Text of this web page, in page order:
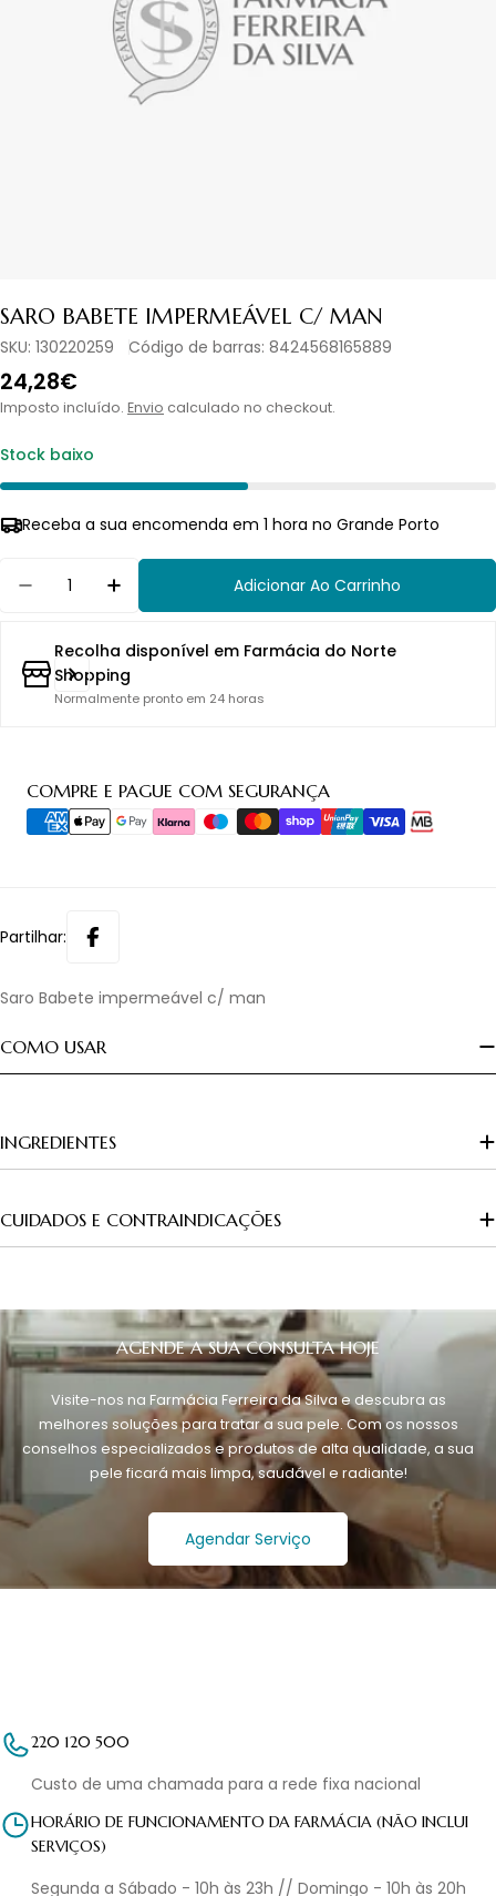
Abrir media em modal
SARO BABETE IMPERMEÁVEL C/ MAN
SKU: 130220259 Código de barras: 8424568165889
Preço
normal
24,28€
Imposto incluído. Envio calculado no checkout.
Stock baixo
Receba a sua encomenda em 1 hora no Grande Porto
Diminuir Quantidade Para Saro Babete
Aumentar Quantidade Para Saro
Adicionar Ao Carrinho
Recolha disponível em Farmácia do Norte
Shopping
Normalmente pronto em 24 horas
COMPRE E PAGUE COM SEGURANÇA
Métodos
de
pagamento
Partilhar:
Saro Babete impermeável c/ man
COMO USAR
INGREDIENTES
CUIDADOS E CONTRAINDICAÇÕES
AGENDE A SUA CONSULTA HOJE
Visite-nos na Farmácia Ferreira da Silva e descubra as
melhores soluções para tratar a sua pele. Com os nossos
conselhos especializados e produtos de alta qualidade, a sua
pele ficará mais limpa, saudável e radiante!
Agendar Serviço
220 120 500
Custo de uma chamada para a rede fixa nacional
HORÁRIO DE FUNCIONAMENTO DA FARMÁCIA (NÃO INCLUI
SERVIÇOS)
Segunda a Sábado - 10h às 23h // Domingo - 10h às 20h